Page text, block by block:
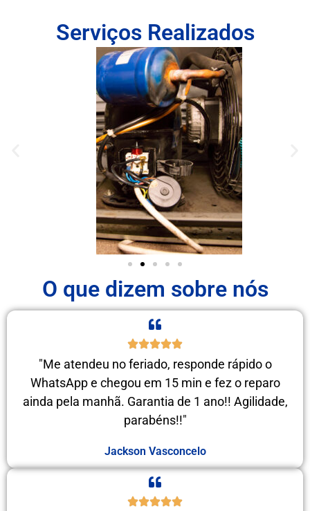
Serviços Realizados
O que dizem sobre nós
"Me atendeu no feriado, responde rápido o
WhatsApp e chegou em 15 min e fez o reparo
ainda pela manhã. Garantia de 1 ano!! Agilidade,
parabéns!!"
Jackson Vasconcelo